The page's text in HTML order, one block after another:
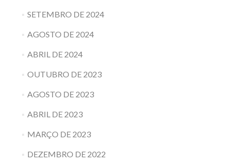
SETEMBRO DE 2024
AGOSTO DE 2024
ABRIL DE 2024
OUTUBRO DE 2023
AGOSTO DE 2023
ABRIL DE 2023
MARÇO DE 2023
DEZEMBRO DE 2022